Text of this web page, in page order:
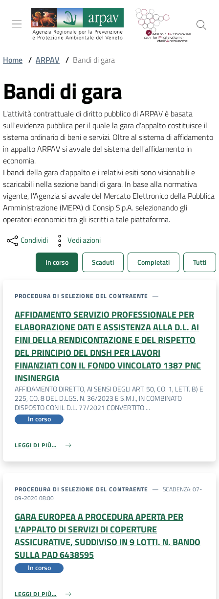
Salta al contenuto
Salta alla navigazione
Salta al footer
TEMI
AMBIENTALI
TERRITORIO
SERVIZI
DATI
AMBIENTALI
su
Home / ARPAV / Bandi di gara
Vai al contenuto
Bandi di gara
L'attività contrattuale di diritto pubblico di ARPAV è basata
sull'evidenza pubblica per il quale la gara d'appalto costituisce il
sistema ordinario di beni e servizi. Oltre al sistema di affidamento
in appalto ARPAV si avvale del sistema dell'affidamento in
economia.
I bandi della gara d'appalto e i relativi esiti sono visionabili e
scaricabili nella sezione bandi di gara. In base alla normativa
vigente, l'Agenzia si avvale del Mercato Elettronico della Pubblica
Amministrazione (MEPA) di Consip S.p.A. selezionando gli
operatori economici tra gli iscritti a tale piattaforma.
Condividi Vedi azioni
In corso Scaduti Completati Tutti
PROCEDURA DI SELEZIONE DEL CONTRAENTE
AFFIDAMENTO SERVIZIO PROFESSIONALE PER
ELABORAZIONE DATI E ASSISTENZA ALLA D.L. AI
FINI DELLA RENDICONTAZIONE E DEL RISPETTO
DEL PRINCIPIO DEL DNSH PER LAVORI
FINANZIATI CON IL FONDO VINCOLATO 1387 PNC
INSINERGIA
AFFIDAMENTO DIRETTO, AI SENSI DEGLI ART. 50, CO. 1, LETT. B) E
225, CO. 8 DEL D.LGS. N. 36/2023 E S.M.I., IN COMBINATO
DISPOSTO CON IL D.L. 77/2021 CONVERTITO ...
In corso
LEGGI DI PIÙ…
PROCEDURA DI SELEZIONE DEL CONTRAENTE SCADENZA:07-
09-2026 08:00
GARA EUROPEA A PROCEDURA APERTA PER
L’APPALTO DI SERVIZI DI COPERTURE
ASSICURATIVE, SUDDIVISO IN 9 LOTTI. N. BANDO
SULLA PAD 6438595
In corso
LEGGI DI PIÙ…